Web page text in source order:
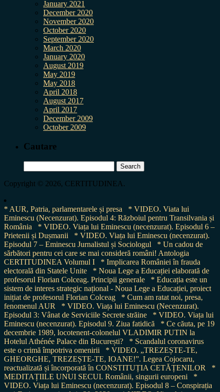
January 2021
December 2020
November 2020
October 2020
September 2020
March 2020
January 2020
August 2019
May 2019
May 2018
April 2018
August 2017
April 2017
December 2009
October 2009
Cautare
for:
Copyright © 2026, CERTITUDINEA.
* AUR, Patria, parlamentarele și presa
* VIDEO. Viata lui
Eminescu (Necenzurat). Episodul 4: Războiul pentru Transilvania și
România
* VIDEO. Viața lui Eminescu (necenzurat). Episodul 6 –
Prietenii și Dușmanii
* VIDEO. Viața lui Eminescu (necenzurat).
Episodul 7 – Eminescu Jurnalistul și Sociologul
* Un cadou de
sărbători pentru cei care se mai consideră români! Antologia
CERTITUDINEA Volumul I
* Implicarea României în frauda
electorală din Statele Unite
* Noua Lege a Educației elaborată de
profesorul Florian Colceag. Principii generale
* Educația este un
sistem de interes strategic național - Noua Lege a Educației, proiect
inițiat de profesorul Florian Colceag
* Cum am ratat noi, presa,
fenomenul AUR
* VIDEO. Viața lui Eminescu (Necenzurat).
Episodul 3: Vânat de Serviciile Secrete străine
* VIDEO. Viața lui
Eminescu (necenzurat). Episodul 9. Ziua fatidică
* Ce căuta, pe 19
decembrie 1989, locotenent-colonelul VLADIMIR PUTIN la
Hotelul Athénée Palace din București?
* Scandalul coronavirus
este o crimă împotriva omenirii
* VIDEO. „TREZEȘTE-TE,
GHEORGHE, TREZEȘTE-TE, IOANE!”. Legea Cojocaru,
reactualizată și încorporată în CONSTITUȚIA CETĂȚENILOR
*
MEDITAȚIILE UNUI SECUI. Românii, singurii europeni
*
VIDEO. Viața lui Eminescu (necenzurat). Episodul 8 – Conspirația